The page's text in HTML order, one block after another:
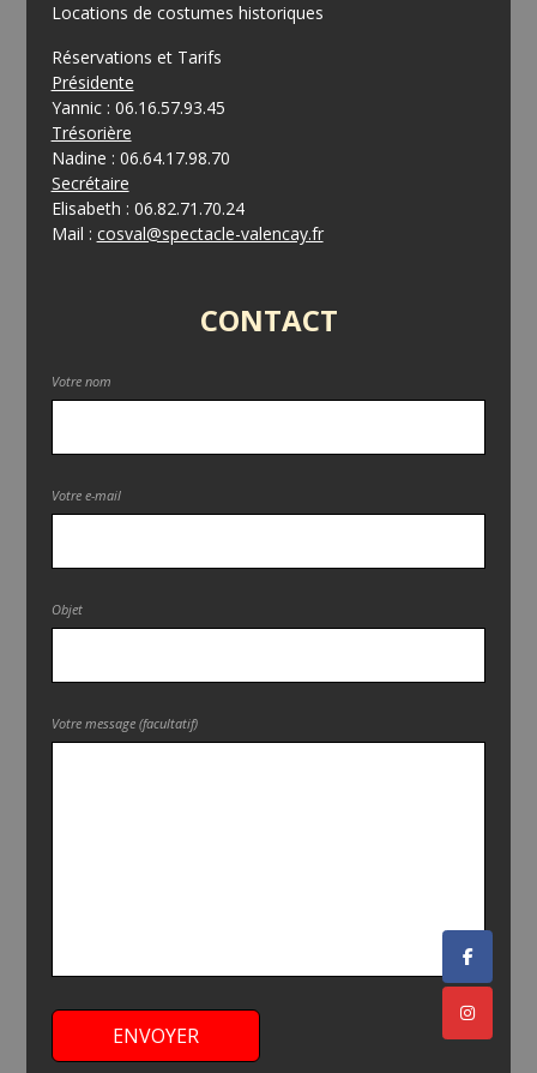
Locations de costumes historiques
Réservations et Tarifs
Présidente
Yannic : 06.16.57.93.45
Trésorière
Nadine : 06.64.17.98.70
Secrétaire
Elisabeth : 06.82.71.70.24
Mail : cosval@spectacle-valencay.fr
CONTACT
Votre nom
Votre e-mail
Objet
Votre message (facultatif)